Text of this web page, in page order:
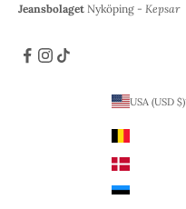
Jeansbolaget Nyköping - Kepsar
USA (USD $)